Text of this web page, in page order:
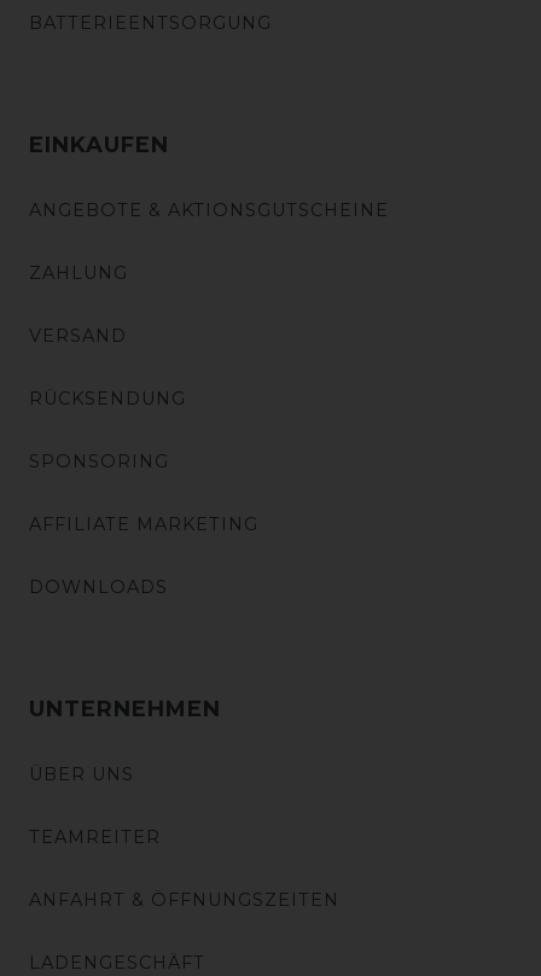
BATTERIEENTSORGUNG
EINKAUFEN
ANGEBOTE & AKTIONSGUTSCHEINE
ZAHLUNG
VERSAND
RÜCKSENDUNG
SPONSORING
AFFILIATE MARKETING
DOWNLOADS
UNTERNEHMEN
ÜBER UNS
TEAMREITER
ANFAHRT & ÖFFNUNGSZEITEN
LADENGESCHÄFT